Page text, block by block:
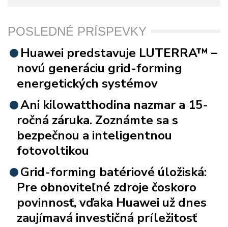
POSLEDNÉ PRÍSPEVKY
Huawei predstavuje LUTERRA™ –
novú generáciu grid-forming
energetických systémov
Ani kilowatthodina nazmar a 15-
ročná záruka. Zoznámte sa s
bezpečnou a inteligentnou
fotovoltikou
Grid-forming batériové úložiská:
Pre obnoviteľné zdroje čoskoro
povinnosť, vďaka Huawei už dnes
zaujímavá investičná príležitosť